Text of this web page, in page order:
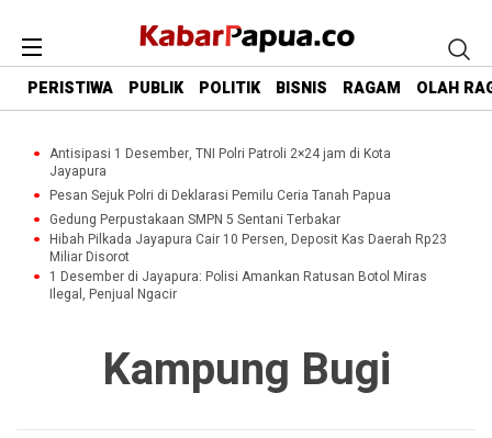
PERISTIWA PUBLIK POLITIK BISNIS RAGAM OLAH
Antisipasi 1 Desember, TNI Polri Patroli 2×24 jam di Kota
Jayapura
Pesan Sejuk Polri di Deklarasi Pemilu Ceria Tanah Papua
Gedung Perpustakaan SMPN 5 Sentani Terbakar
Hibah Pilkada Jayapura Cair 10 Persen, Deposit Kas Daerah Rp23
Miliar Disorot
1 Desember di Jayapura: Polisi Amankan Ratusan Botol Miras
Ilegal, Penjual Ngacir
Kampung Bugi